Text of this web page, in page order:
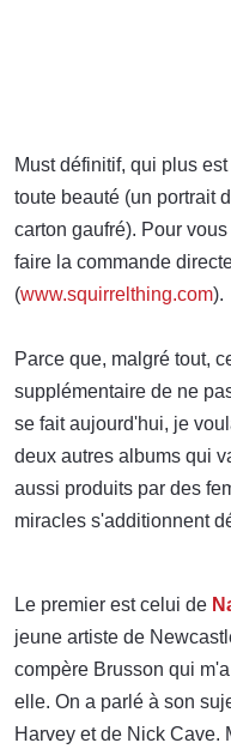
Must définitif, qui plus
toute beauté (un portrait
carton gaufré). Pour
faire la commande
(www.squirrelthing.com).
Parce que, malgré tout,
supplémentaire de ne
se fait aujourd'hui, je
deux autres albums qui
aussi produits par des
miracles s'additionnent
Le premier est celui de
jeune artiste de
compère Brusson qui
elle. On a parlé à son
Harvey et de Nick Cave.